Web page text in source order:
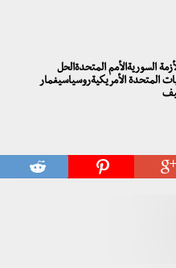
السوريةالأمم المتحدةالحل
المتحدة الأمريكيةروسياسيغمار